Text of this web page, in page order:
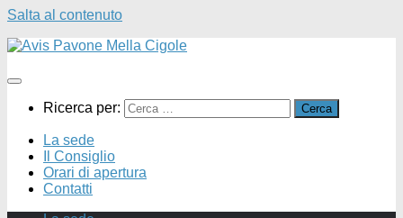
Salta al contenuto
Ricerca per:
La sede
Il Consiglio
Orari di apertura
Contatti